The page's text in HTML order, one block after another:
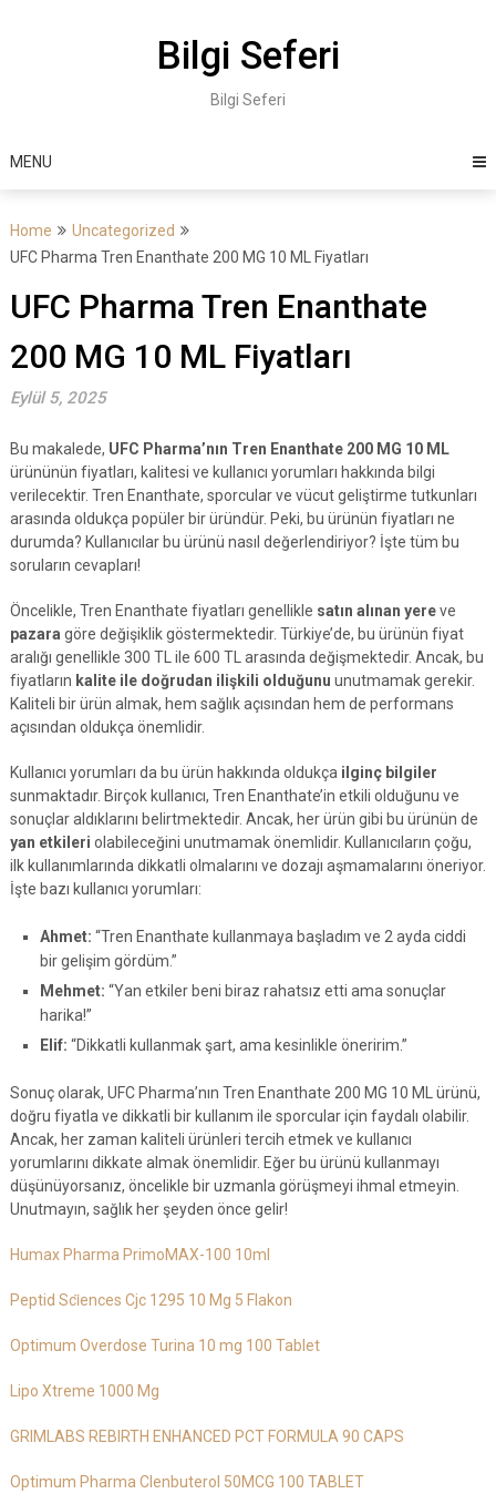
Bilgi Seferi
Bilgi Seferi
MENU
Home
Uncategorized
UFC Pharma Tren Enanthate 200 MG 10 ML Fiyatları
UFC Pharma Tren Enanthate
200 MG 10 ML Fiyatları
Eylül 5, 2025
Bu makalede, UFC Pharma’nın Tren Enanthate 200 MG 10 ML
ürününün fiyatları, kalitesi ve kullanıcı yorumları hakkında bilgi
verilecektir. Tren Enanthate, sporcular ve vücut geliştirme tutkunları
arasında oldukça popüler bir üründür. Peki, bu ürünün fiyatları ne
durumda? Kullanıcılar bu ürünü nasıl değerlendiriyor? İşte tüm bu
soruların cevapları!
Öncelikle, Tren Enanthate fiyatları genellikle satın alınan yereve
pazara göre değişiklik göstermektedir. Türkiye’de, bu ürünün fiyat
aralığı genellikle 300 TL ile 600 TL arasında değişmektedir. Ancak, bu
fiyatların kalite ile doğrudan ilişkili olduğunu unutmamak gerekir.
Kaliteli bir ürün almak, hem sağlık açısından hem de performans
açısından oldukça önemlidir.
Kullanıcı yorumları da bu ürün hakkında oldukça ilginç bilgiler
sunmaktadır. Birçok kullanıcı, Tren Enanthate’in etkili olduğunu ve
sonuçlar aldıklarını belirtmektedir. Ancak, her ürün gibi bu ürünün de
yan etkileri olabileceğini unutmamak önemlidir. Kullanıcıların çoğu,
ilk kullanımlarında dikkatli olmalarını ve dozajı aşmamalarını öneriyor.
İşte bazı kullanıcı yorumları:
Ahmet: “Tren Enanthate kullanmaya başladım ve 2 ayda ciddi
bir gelişim gördüm.”
Mehmet: “Yan etkiler beni biraz rahatsız etti ama sonuçlar
harika!”
Elif: “Dikkatli kullanmak şart, ama kesinlikle öneririm.”
Sonuç olarak, UFC Pharma’nın Tren Enanthate 200 MG 10 ML ürünü,
doğru fiyatla ve dikkatli bir kullanım ile sporcular için faydalı olabilir.
Ancak, her zaman kaliteli ürünleri tercih etmek ve kullanıcı
yorumlarını dikkate almak önemlidir. Eğer bu ürünü kullanmayı
düşünüyorsanız, öncelikle bir uzmanla görüşmeyi ihmal etmeyin.
Unutmayın, sağlık her şeyden önce gelir!
Humax Pharma PrimoMAX-100 10ml
Peptid Sci̇ences Cjc 1295 10 Mg 5 Flakon
Optimum Overdose Turina 10 mg 100 Tablet
Lipo Xtreme 1000 Mg
GRIMLABS REBIRTH ENHANCED PCT FORMULA 90 CAPS
Optimum Pharma Clenbuterol 50MCG 100 TABLET